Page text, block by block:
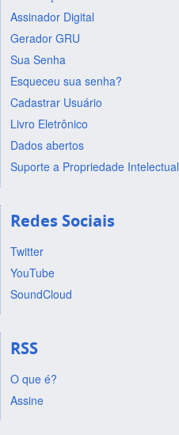
Assinador Digital
Gerador GRU
Sua Senha
Esqueceu sua senha?
Cadastrar Usuário
Livro Eletrônico
Dados abertos
Suporte a Propriedade Intelectual
Redes Sociais
Twitter
YouTube
SoundCloud
RSS
O que é?
Assine